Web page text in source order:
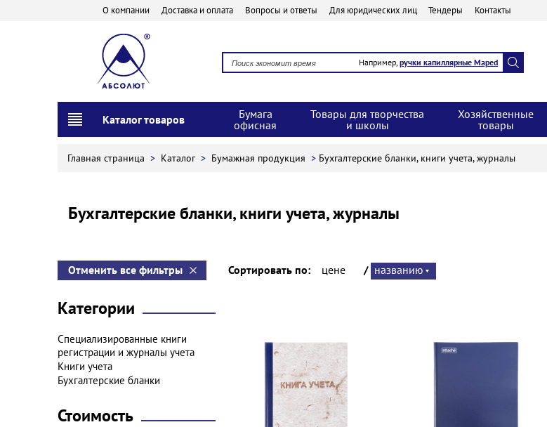
О компании Доставка и оплата Вопросы и ответы Для юридических лиц Тендеры Контакты
Например, ручки капиллярные Maped
Каталог товаров
Бумага
офисная
Товары для творчества
и школы
Хозяйственные
товары
Главная страница > Каталог > Бумажная продукция > Бухгалтерские бланки, книги учета, журналы
Бухгалтерские бланки, книги учета, журналы
Отменить все фильтры Сортировать по: цене / названию
Категории
Специализированные книги
регистрации и журналы учета
Книги учета
Бухгалтерские бланки
Стоимость